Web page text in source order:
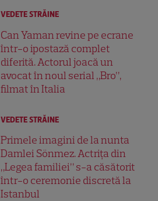
VEDETE STRĂINE
Can Yaman revine pe ecrane
într-o ipostază complet
diferită. Actorul joacă un
avocat în noul serial „Bro”,
filmat în Italia
VEDETE STRĂINE
Primele imagini de la nunta
Damlei Sönmez. Actrița din
„Legea familiei” s-a căsătorit
într-o ceremonie discretă la
Istanbul